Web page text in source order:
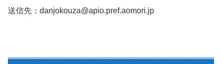
送信先：danjokouza@apio.pref.aomori.jp